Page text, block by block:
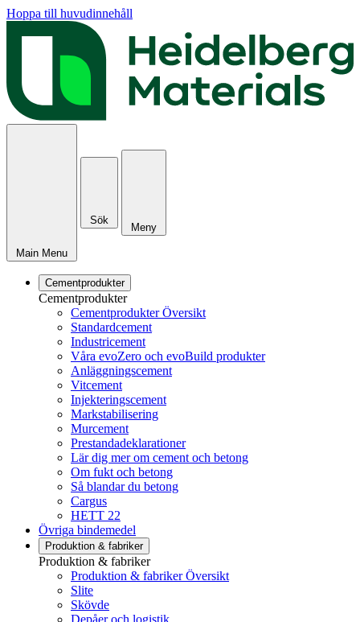
Hoppa till huvudinnehåll
Main Menu
Sök
Meny
Cementprodukter
Cementprodukter
Cementprodukter Översikt
Standardcement
Industricement
Våra evoZero och evoBuild produkter
Anläggningscement
Vitcement
Injekteringscement
Markstabilisering
Murcement
Prestandadeklarationer
Lär dig mer om cement och betong
Om fukt och betong
Så blandar du betong
Cargus
HETT 22
Övriga bindemedel
Produktion & fabriker
Produktion & fabriker
Produktion & fabriker Översikt
Slite
Skövde